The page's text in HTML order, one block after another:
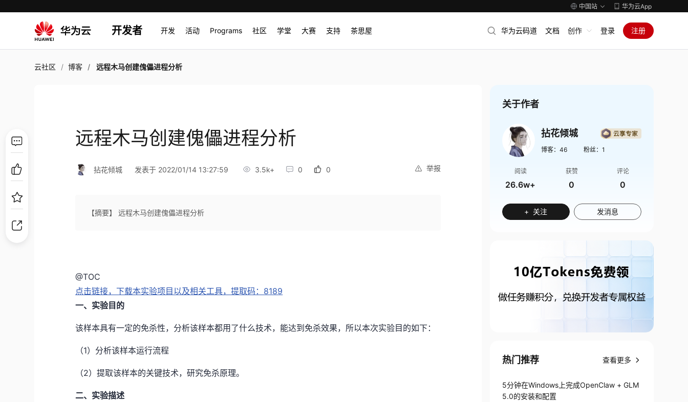
中国站 华为云App
开发者 开发 活动 Programs 社区 学堂 大赛 支持 茶思屋 华为云码道 文档 创作 登录 注册
云社区 博客 远程木马创建傀儡进程分析
远程木马创建傀儡进程分析
举报
拈花倾城 发表于 2022/01/14 13:27:59 3.5k+ 0 0
【摘要】 远程木马创建傀儡进程分析
@TOC
点击链接，下载本实验项目以及相关工具，提取码：8189
一、实验目的
该样本具有一定的免杀性，分析该样本都用了什么技术，能达到免杀效果，所以本次实验目的如下：
（1）分析该样本运行流程
（2）提取该样本的关键技术，研究免杀原理。
二、实验描述
关于作者
拈花倾城
博客： 46 粉丝： 1
阅读
26.6w+
获赞
0
评论
0
+ 关注 发消息
热门推荐 查看更多
5分钟在Windows上完成OpenClaw + GLM
5.0的安装和配置